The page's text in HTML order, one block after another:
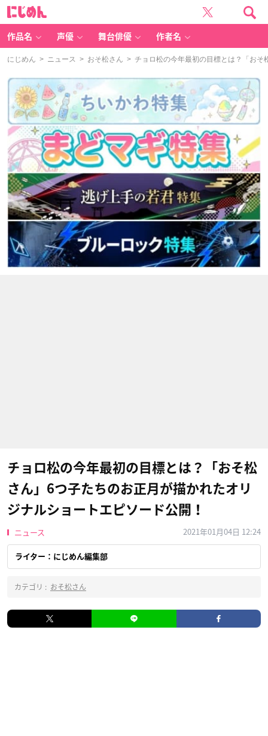
作品名 声優 舞台俳優 作者名
にじめん > ニュース > おそ松さん > チョロ松の今年最初の目標とは？「おそ
チョロ松の今年最初の目標とは？「おそ松
さん」6つ子たちのお正月が描かれたオリ
ジナルショートエピソード公開！
ニュース 2021年01月04日 12:24
ライター：にじめん編集部
カテゴリ : おそ松さん